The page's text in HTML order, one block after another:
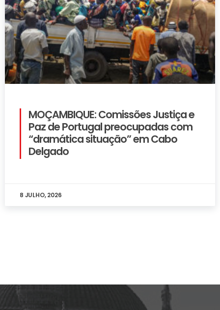
MOÇAMBIQUE: Comissões Justiça e
Paz de Portugal preocupadas com
“dramática situação” em Cabo
Delgado
8 JULHO, 2026